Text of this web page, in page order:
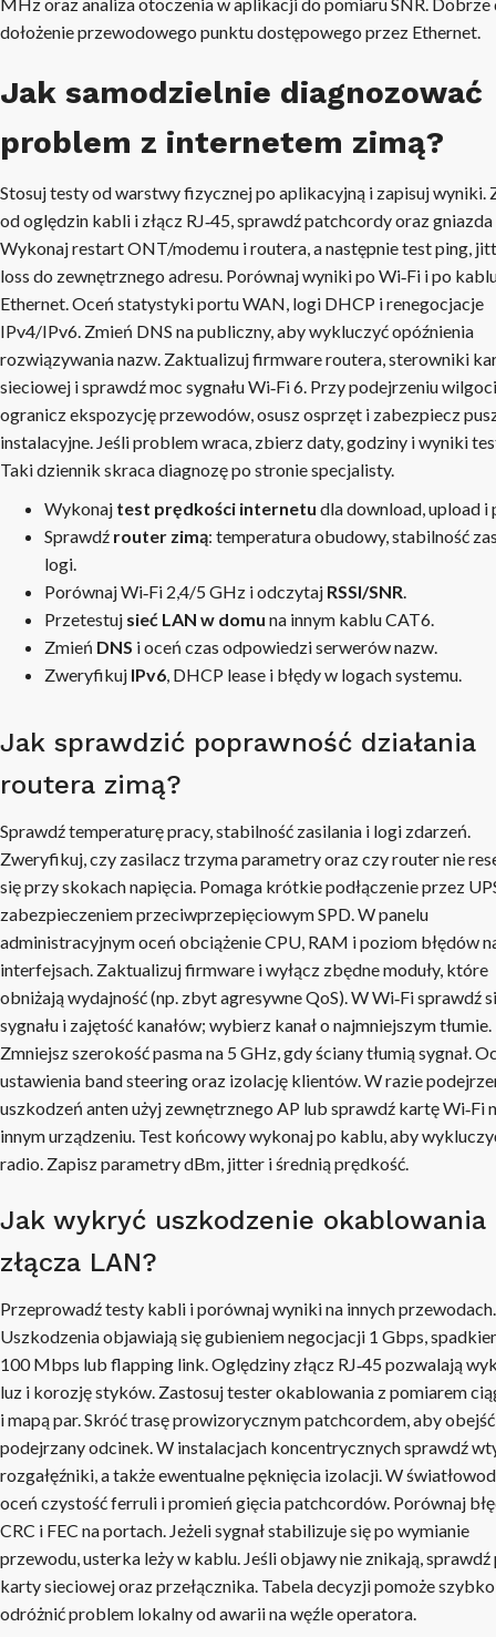
dołożenie przewodowego punktu dostępowego przez Ethernet.
Jak samodzielnie diagnozować
problem z internetem zimą?
Stosuj testy od warstwy fizycznej po aplikacyjną i zapisuj wyniki.
od oględzin kabli i złącz RJ‑45, sprawdź patchcordy oraz
Wykonaj restart ONT/modemu i routera, a następnie test ping,
loss do zewnętrznego adresu. Porównaj wyniki po Wi‑Fi i po
Ethernet. Oceń statystyki portu WAN, logi DHCP i renegocjacje
IPv4/IPv6. Zmień DNS na publiczny, aby wykluczyć opóźnienia
rozwiązywania nazw. Zaktualizuj firmware routera, sterowniki
sieciowej i sprawdź moc sygnału Wi‑Fi 6. Przy podejrzeniu wilgoci
ogranicz ekspozycję przewodów, osusz osprzęt i zabezpiecz
instalacyjne. Jeśli problem wraca, zbierz daty, godziny i wyniki
Taki dziennik skraca diagnozę po stronie specjalisty.
Wykonaj test prędkości internetu dla download, upload i
Sprawdź router zimą: temperatura obudowy, stabilność
logi.
Porównaj Wi‑Fi 2,4/5 GHz i odczytaj RSSI/SNR
Przetestuj sieć LAN w domu na innym kablu CAT6.
Zmień DNS i oceń czas odpowiedzi serwerów nazw.
Zweryfikuj IPv6 , DHCP lease i błędy w logach systemu.
Jak sprawdzić poprawność działania
routera zimą?
Sprawdź temperaturę pracy, stabilność zasilania i logi zdarzeń.
Zweryfikuj, czy zasilacz trzyma parametry oraz czy router nie
się przy skokach napięcia. Pomaga krótkie podłączenie przez
zabezpieczeniem przeciwprzepięciowym SPD. W panelu
administracyjnym oceń obciążenie CPU, RAM i poziom błędów
interfejsach. Zaktualizuj firmware i wyłącz zbędne moduły, które
obniżają wydajność (np. zbyt agresywne QoS). W Wi‑Fi sprawdź
sygnału i zajętość kanałów; wybierz kanał o najmniejszym tłumie.
Zmniejsz szerokość pasma na 5 GHz, gdy ściany tłumią sygnał.
ustawienia band steering oraz izolację klientów. W razie
uszkodzeń anten użyj zewnętrznego AP lub sprawdź kartę Wi‑Fi
innym urządzeniu. Test końcowy wykonaj po kablu, aby
radio. Zapisz parametry dBm, jitter i średnią prędkość.
Jak wykryć uszkodzenie okablowania
złącza LAN?
Przeprowadź testy kabli i porównaj wyniki na innych przewodach.
Uszkodzenia objawiają się gubieniem negocjacji 1 Gbps,
100 Mbps lub flapping link. Oględziny złącz RJ‑45 pozwalają
luz i korozję styków. Zastosuj tester okablowania z pomiarem
i mapą par. Skróć trasę prowizorycznym patchcordem, aby obejść
podejrzany odcinek. W instalacjach koncentrycznych sprawdź
rozgałęźniki, a także ewentualne pęknięcia izolacji. W
oceń czystość ferruli i promień gięcia patchcordów. Porównaj
CRC i FEC na portach. Jeżeli sygnał stabilizuje się po wymianie
przewodu, usterka leży w kablu. Jeśli objawy nie znikają,
karty sieciowej oraz przełącznika. Tabela decyzji pomoże szybko
odróżnić problem lokalny od awarii na węźle operatora.